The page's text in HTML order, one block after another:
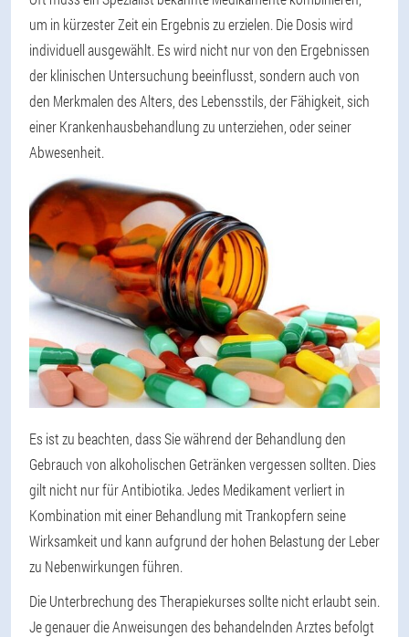
um in kürzester Zeit ein Ergebnis zu erzielen. Die Dosis wird
individuell ausgewählt. Es wird nicht nur von den Ergebnissen
der klinischen Untersuchung beeinflusst, sondern auch von
den Merkmalen des Alters, des Lebensstils, der Fähigkeit, sich
einer Krankenhausbehandlung zu unterziehen, oder seiner
Abwesenheit.
Es ist zu beachten, dass Sie während der Behandlung den
Gebrauch von alkoholischen Getränken vergessen sollten. Dies
gilt nicht nur für Antibiotika. Jedes Medikament verliert in
Kombination mit einer Behandlung mit Trankopfern seine
Wirksamkeit und kann aufgrund der hohen Belastung der Leber
zu Nebenwirkungen führen.
Die Unterbrechung des Therapiekurses sollte nicht erlaubt sein.
Je genauer die Anweisungen des behandelnden Arztes befolgt